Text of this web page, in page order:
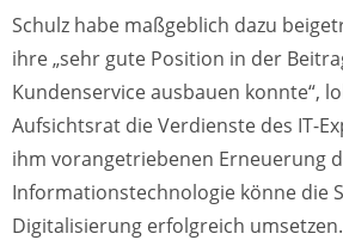
Schulz habe maßgeblich dazu
ihre „sehr gute Position in der
Kundenservice ausbauen konnte“,
Aufsichtsrat die Verdienste des IT-
ihm vorangetriebenen Erneuerung
Informationstechnologie könne die
Digitalisierung erfolgreich